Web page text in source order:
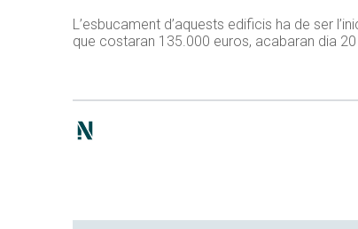
L’esbucament d’aquests edificis ha de ser
que costaran 135.000 euros, acabaran dia